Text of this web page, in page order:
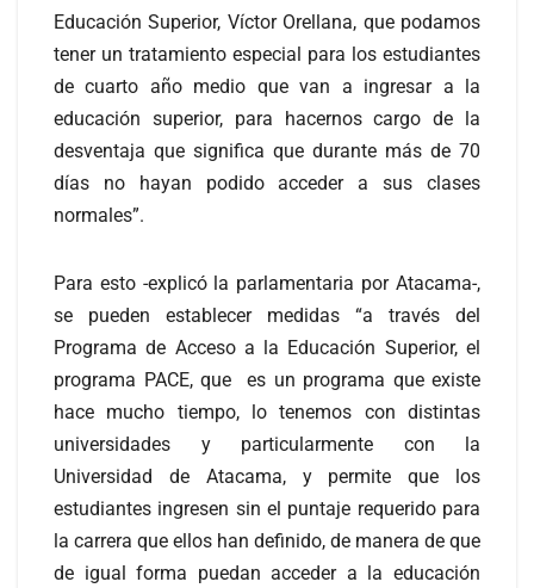
Educación Superior, Víctor Orellana, que podamos
tener un tratamiento especial para los estudiantes
de cuarto año medio que van a ingresar a la
educación superior, para hacernos cargo de la
desventaja que significa que durante más de 70
días no hayan podido acceder a sus clases
normales”.
Para esto -explicó la parlamentaria por Atacama-,
se pueden establecer medidas “a través del
Programa de Acceso a la Educación Superior, el
programa PACE, que es un programa que existe
hace mucho tiempo, lo tenemos con distintas
universidades y particularmente con la
Universidad de Atacama, y permite que los
estudiantes ingresen sin el puntaje requerido para
la carrera que ellos han definido, de manera de que
de igual forma puedan acceder a la educación